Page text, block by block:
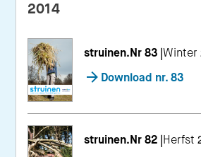
2014
struinen.Nr 83 |Winter
Download nr. 83
struinen.Nr 82 |Herfst